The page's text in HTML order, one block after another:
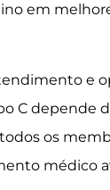
em
e
C depende
os
médico